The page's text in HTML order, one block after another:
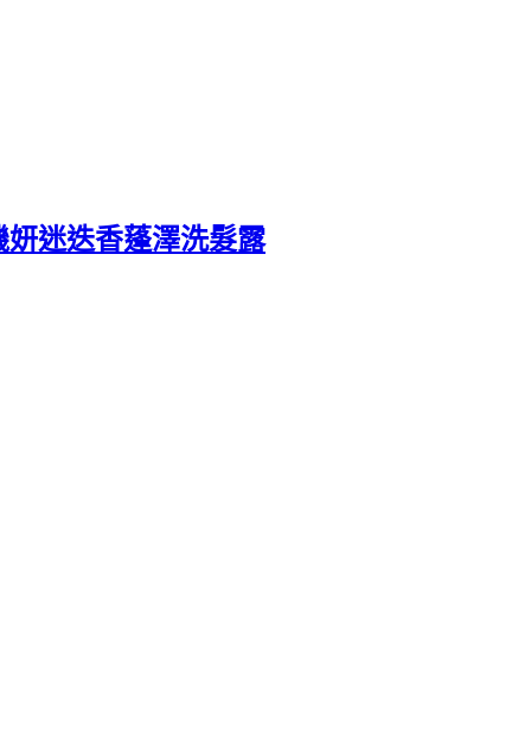
迷迭香蓬澤洗髮露